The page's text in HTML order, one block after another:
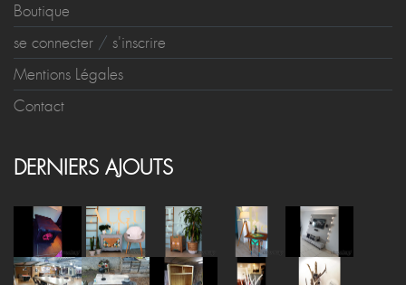
Boutique
se connecter / s'inscrire
Mentions Légales
Contact
DERNIERS AJOUTS